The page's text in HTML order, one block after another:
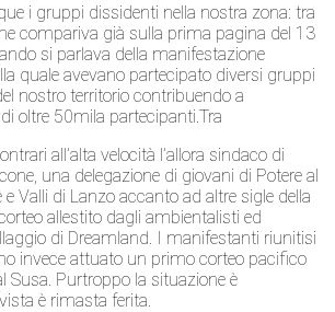
i gruppi dissidenti nella nostra zona: tra
compariva già sulla prima pagina del 13
si parlava della manifestazione
quale avevano partecipato diversi gruppi
nostro territorio contribuendo a
oltre 50mila partecipanti.Tra
all’alta velocità l’allora sindaco di
una delegazione di giovani di Potere al
e Valli di Lanzo accanto ad altre sigle della
allestito dagli ambientalisti ed
di Dreamland. I manifestanti riunitisi
invece attuato un primo corteo pacifico
Susa. Purtroppo la situazione è
è rimasta ferita.